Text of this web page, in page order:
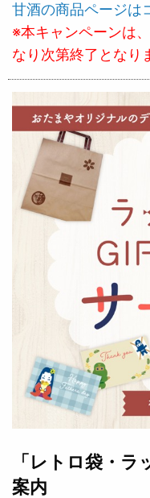
甘酒の商品ページ
※本キャンペーンは
なり次第終了となり
「レトロ袋・
案内